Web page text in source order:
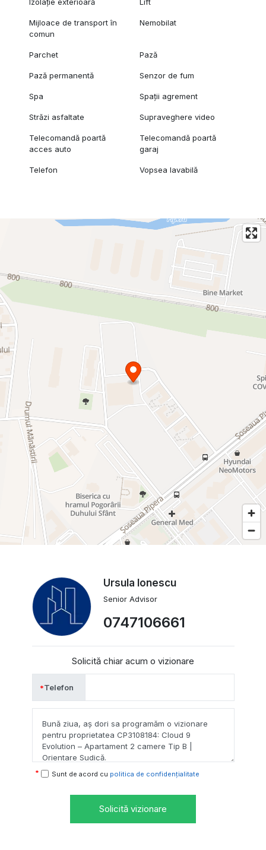
Mijloace de transport în
comun
Nemobilat
Parchet Pază
Pază permanentă Senzor de fum
Spa Spații agrement
Străzi asfaltate Supraveghere video
Telecomandă poartă
acces auto
Telecomandă poartă
garaj
Telefon Vopsea lavabilă
Ursula Ionescu
Senior Advisor
0747106661
Solicită chiar acum o vizionare
Telefon
Sunt de acord cu politica de confidențialitate
Solicită vizionare